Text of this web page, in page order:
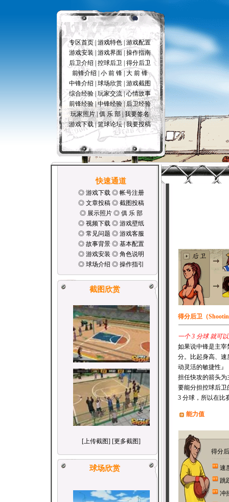
专区首页|游戏特色 |游戏配置
游戏安装
|游戏界面 |操作指南
后卫介绍
|控球后卫 |得分后卫
前锋介绍
|小 前 锋 |大 前 锋
中锋介绍
|球场欣赏 |游戏截图
综合经验|玩家交流|心情故事
前锋经验 |中锋经验|后卫经验
玩家照片|俱 乐 部|我要签名
游戏下载|篮球论坛|我要投稿
快速通道
◎ 游戏下载 ◎ 帐号注册
◎ 文章投稿 ◎ 截图投稿
◎ 展示照片 ◎ 俱 乐 部
◎ 视频下载 ◎ 游戏壁纸
◎ 常见问题 ◎ 游戏客服
◎ 故事背景 ◎ 基本配置
◎ 游戏安装 ◎ 角色说明
◎ 球场介绍 ◎ 操作指引
截图欣赏
[上传截图] [更多截图]
球场欣赏
得分后卫（
一个 3 分球 就可
如果说中锋是主
分。比起身高、
动灵活的敏捷性
担任快攻的箭头
要能分担控球后
3 分球，所以在比
能力值
得分
速
跳
冲